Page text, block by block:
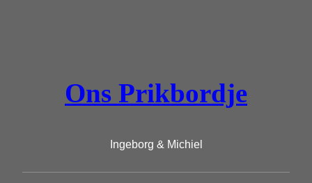
Ons Prikbordje
Ingeborg & Michiel